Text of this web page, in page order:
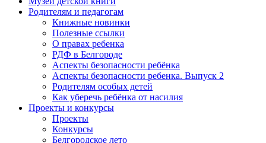
Родителям и педагогам
Книжные новинки
Полезные ссылки
О правах ребенка
РДФ в Белгороде
Аспекты безопасности ребёнка
Аспекты безопасности ребенка. Выпуск 2
Родителям особых детей
Как уберечь ребёнка от насилия
Проекты и конкурсы
Проекты
Конкурсы
Белгородское лето